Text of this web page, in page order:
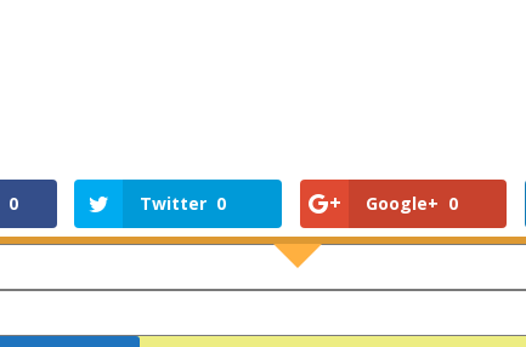
0 Twitter 0 Google+ 0